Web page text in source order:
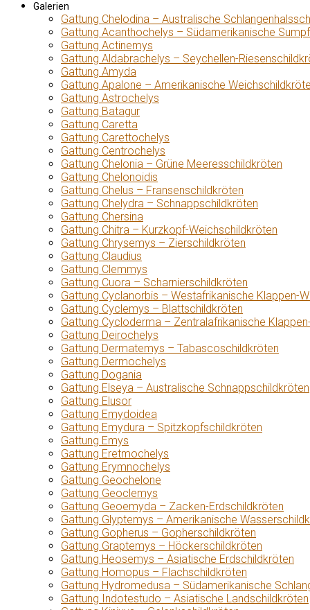
Galerien
Gattung Chelodina – Australische
Gattung Acanthochelys – Südamerikanische
Gattung Actinemys
Gattung Aldabrachelys – Seychellen-
Gattung Amyda
Gattung Apalone – Amerikanische
Gattung Astrochelys
Gattung Batagur
Gattung Caretta
Gattung Carettochelys
Gattung Centrochelys
Gattung Chelonia – Grüne Meeresschildkröten
Gattung Chelonoidis
Gattung Chelus – Fransenschildkröten
Gattung Chelydra – Schnappschildkröten
Gattung Chersina
Gattung Chitra – Kurzkopf-Weichschildkröten
Gattung Chrysemys – Zierschildkröten
Gattung Claudius
Gattung Clemmys
Gattung Cuora – Scharnierschildkröten
Gattung Cyclanorbis – Westafrikanische Klappen-
Gattung Cyclemys – Blattschildkröten
Gattung Cycloderma – Zentralafrikanische
Gattung Deirochelys
Gattung Dermatemys – Tabascoschildkröten
Gattung Dermochelys
Gattung Dogania
Gattung Elseya – Australische Schnappschildkröten
Gattung Elusor
Gattung Emydoidea
Gattung Emydura – Spitzkopfschildkröten
Gattung Emys
Gattung Eretmochelys
Gattung Erymnochelys
Gattung Geochelone
Gattung Geoclemys
Gattung Geoemyda – Zacken-Erdschildkröten
Gattung Glyptemys – Amerikanische
Gattung Gopherus – Gopherschildkröten
Gattung Graptemys – Höckerschildkröten
Gattung Heosemys – Asiatische Erdschildkröten
Gattung Homopus – Flachschildkröten
Gattung Hydromedusa – Südamerikanische
Gattung Indotestudo – Asiatische Landschildkröten